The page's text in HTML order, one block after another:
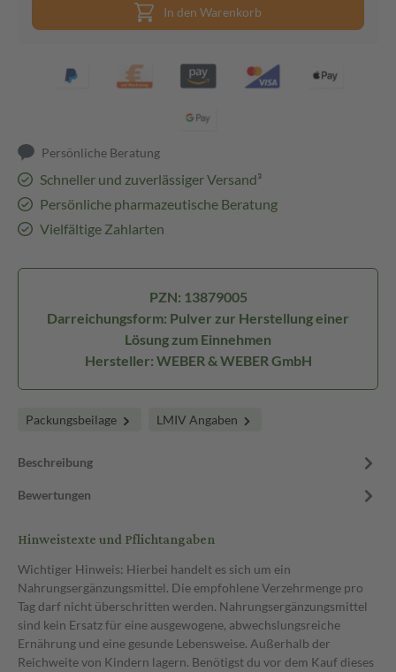
In den Warenkorb
Persönliche Beratung
Schneller und zuverlässiger Versand³
Persönliche pharmazeutische Beratung
Vielfältige Zahlarten
PZN: 13879005
Darreichungsform: Pulver zur Herstellung einer
Lösung zum Einnehmen
Hersteller: WEBER & WEBER GmbH
Packungsbeilage LMIV Angaben
Beschreibung
Bewertungen
Hinweistexte und Pflichtangaben
Wichtiger Hinweis: Hierbei handelt es sich um ein
Nahrungsergänzungsmittel. Die empfohlene Verzehrmenge pro
Tag darf nicht überschritten werden. Nahrungsergänzungsmittel
sind kein Ersatz für eine ausgewogene, abwechslungsreiche
Ernährung und eine gesunde Lebensweise. Außerhalb der
Reichweite von Kindern lagern. Benötigst du vor dem Kauf dieses